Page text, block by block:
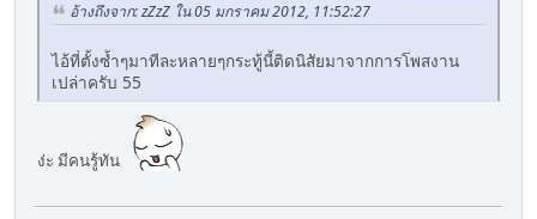
อ้างถึงจาก: zZzZ ใน 05 มกราคม 2012, 11:52:27
ไอ้ที่ตั้งซ้ำๆมาทีละหลายๆกระทู้นี้ติดนิสัยมาจากการโพสงาน
เปล่าครับ 55
ง่ะ มีคนรู้ทัน